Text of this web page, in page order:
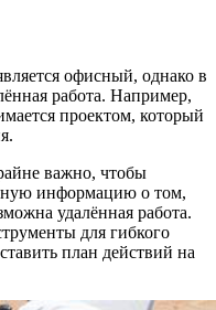
офисный, однако в
работа. Например,
проектом, который
важно, чтобы
информацию о том,
удалённая работа.
для гибкого
план действий на